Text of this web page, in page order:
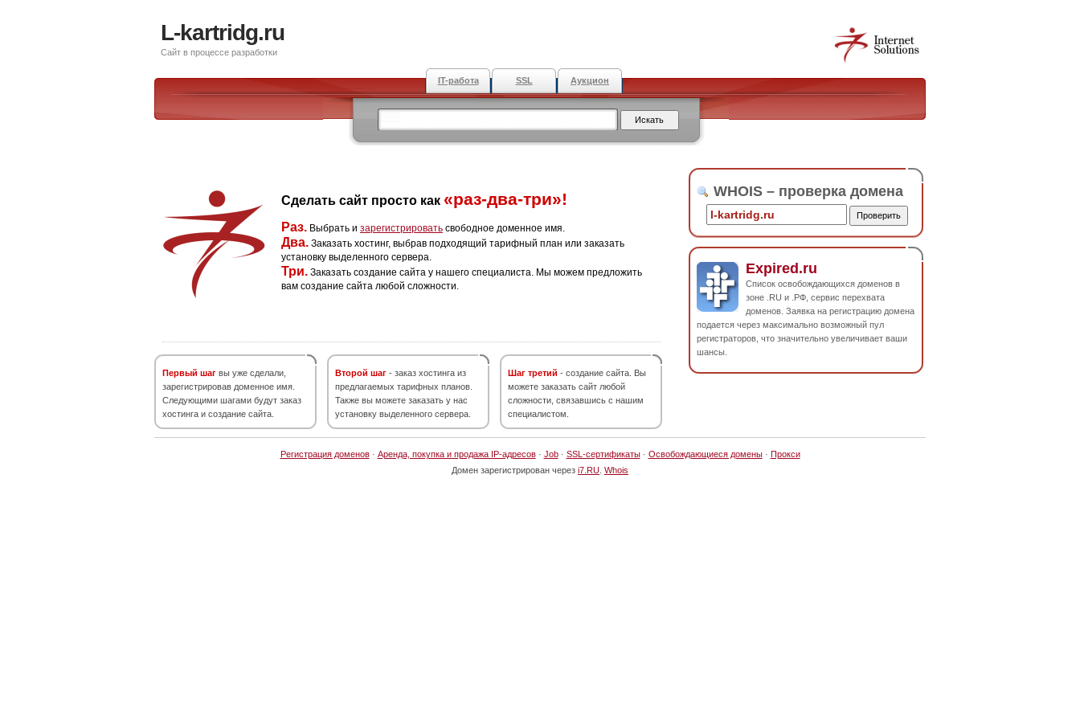
L-kartridg.ru
Сайт в процессе разработки
IT-работа SSL Аукцион
Сделать сайт просто как «раз-два-три»!
Раз. Выбрать и зарегистрировать свободное доменное имя.
Два. Заказать хостинг, выбрав подходящий тарифный план или заказать
установку выделенного сервера.
Три. Заказать создание сайта у нашего специалиста. Мы можем предложить
вам создание сайта любой сложности.
Первый шаг вы уже сделали,
зарегистрировав доменное имя.
Следующими шагами будут заказ
хостинга и создание сайта.
Второй шаг - заказ хостинга из
предлагаемых тарифных планов.
Также вы можете заказать у нас
установку выделенного сервера.
Шаг третий - создание сайта. Вы
можете заказать сайт любой
сложности, связавшись с нашим
специалистом.
WHOIS – проверка домена
Expired.ru
Список освобождающихся доменов в
зоне .RU и .РФ, сервис перехвата
доменов. Заявка на регистрацию домена
подается через максимально возможный пул
регистраторов, что значительно увеличивает ваши
шансы.
Регистрация доменов· Аренда, покупка и продажа IP-адресов· Job· SSL-сертификаты· Освобождающиеся домены· Прокси
Домен зарегистрирован через i7.RU Whois